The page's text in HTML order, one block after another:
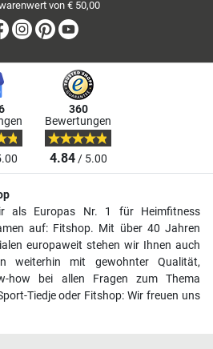
von € 50,00
Facebook
Instagram
Pinterest
360
Bewertungen
4.84/ 5.00
als Europas Nr. 1 für Heimfitness
auf: Fitshop. Mit über 40 Jahren
europaweit stehen wir Ihnen auch
weiterhin mit gewohnter Qualität,
how bei allen Fragen zum Thema
Tiedje oder Fitshop: Wir freuen uns